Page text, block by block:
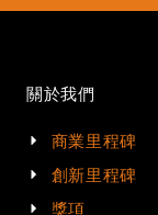
關於我們
商業里程碑
創新里程碑
獎項